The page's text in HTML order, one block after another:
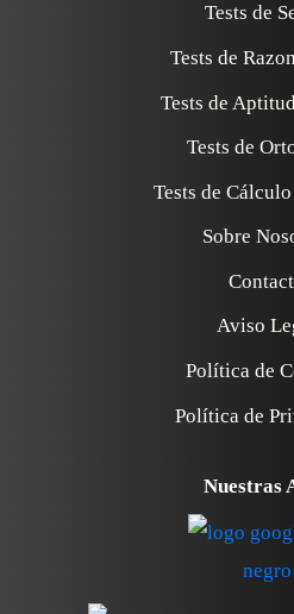
Tests de
Tests de
Tests de
Tests de
Tests de
Sobre
Aviso
Política de
Política de
Nuestras